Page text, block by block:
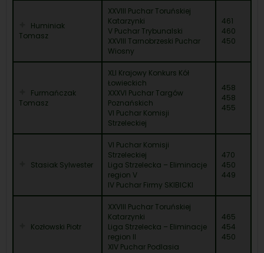
Huminiak
Tomasz
XXVIII Puchar Toruńskiej
Katarzynki
V Puchar Trybunalski
XXVIII Tarnobrzeski Puchar
Wiosny
461
460
450
Furmańczak
Tomasz
XLI Krajowy Konkurs Kół
Łowieckich
XXXVI Puchar Targów
Poznańskich
VI Puchar Komisji
Strzeleckiej
458
458
455
Stasiak Sylwester
VI Puchar Komisji
Strzeleckiej
Liga Strzelecka – Eliminacje
region V
IV Puchar Firmy SKIBICKI
470
450
449
Kozłowski Piotr
XXVIII Puchar Toruńskiej
Katarzynki
Liga Strzelecka – Eliminacje
region II
XIV Puchar Podlasia
465
454
450